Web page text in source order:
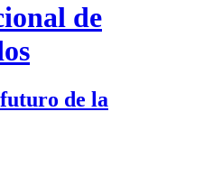
de
de la